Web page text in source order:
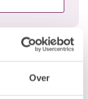
Over
polkadots-